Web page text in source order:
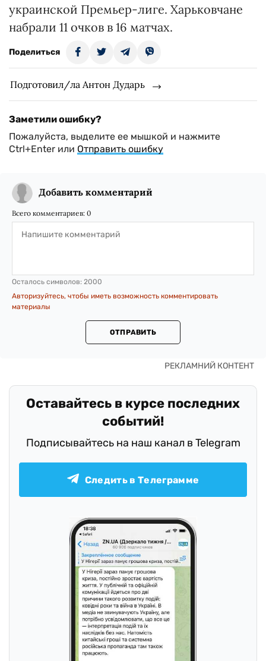
украинской Премьер-лиге. Харьковчане
набрали 11 очков в 16 матчах.
Поделиться
Подготовил/ла Антон Дударь
Заметили ошибку?
Пожалуйста, выделите ее мышкой и нажмите
Ctrl+Enter или Отправить ошибку
Добавить комментарий
Всего комментариев: 0
Осталось символов: 2000
Авторизуйтесь, чтобы иметь возможность комментировать
материалы
ОТПРАВИТЬ
Оставайтесь в курсе последних
событий!
Подписывайтесь на наш канал в Telegram
Следить в Телеграмме